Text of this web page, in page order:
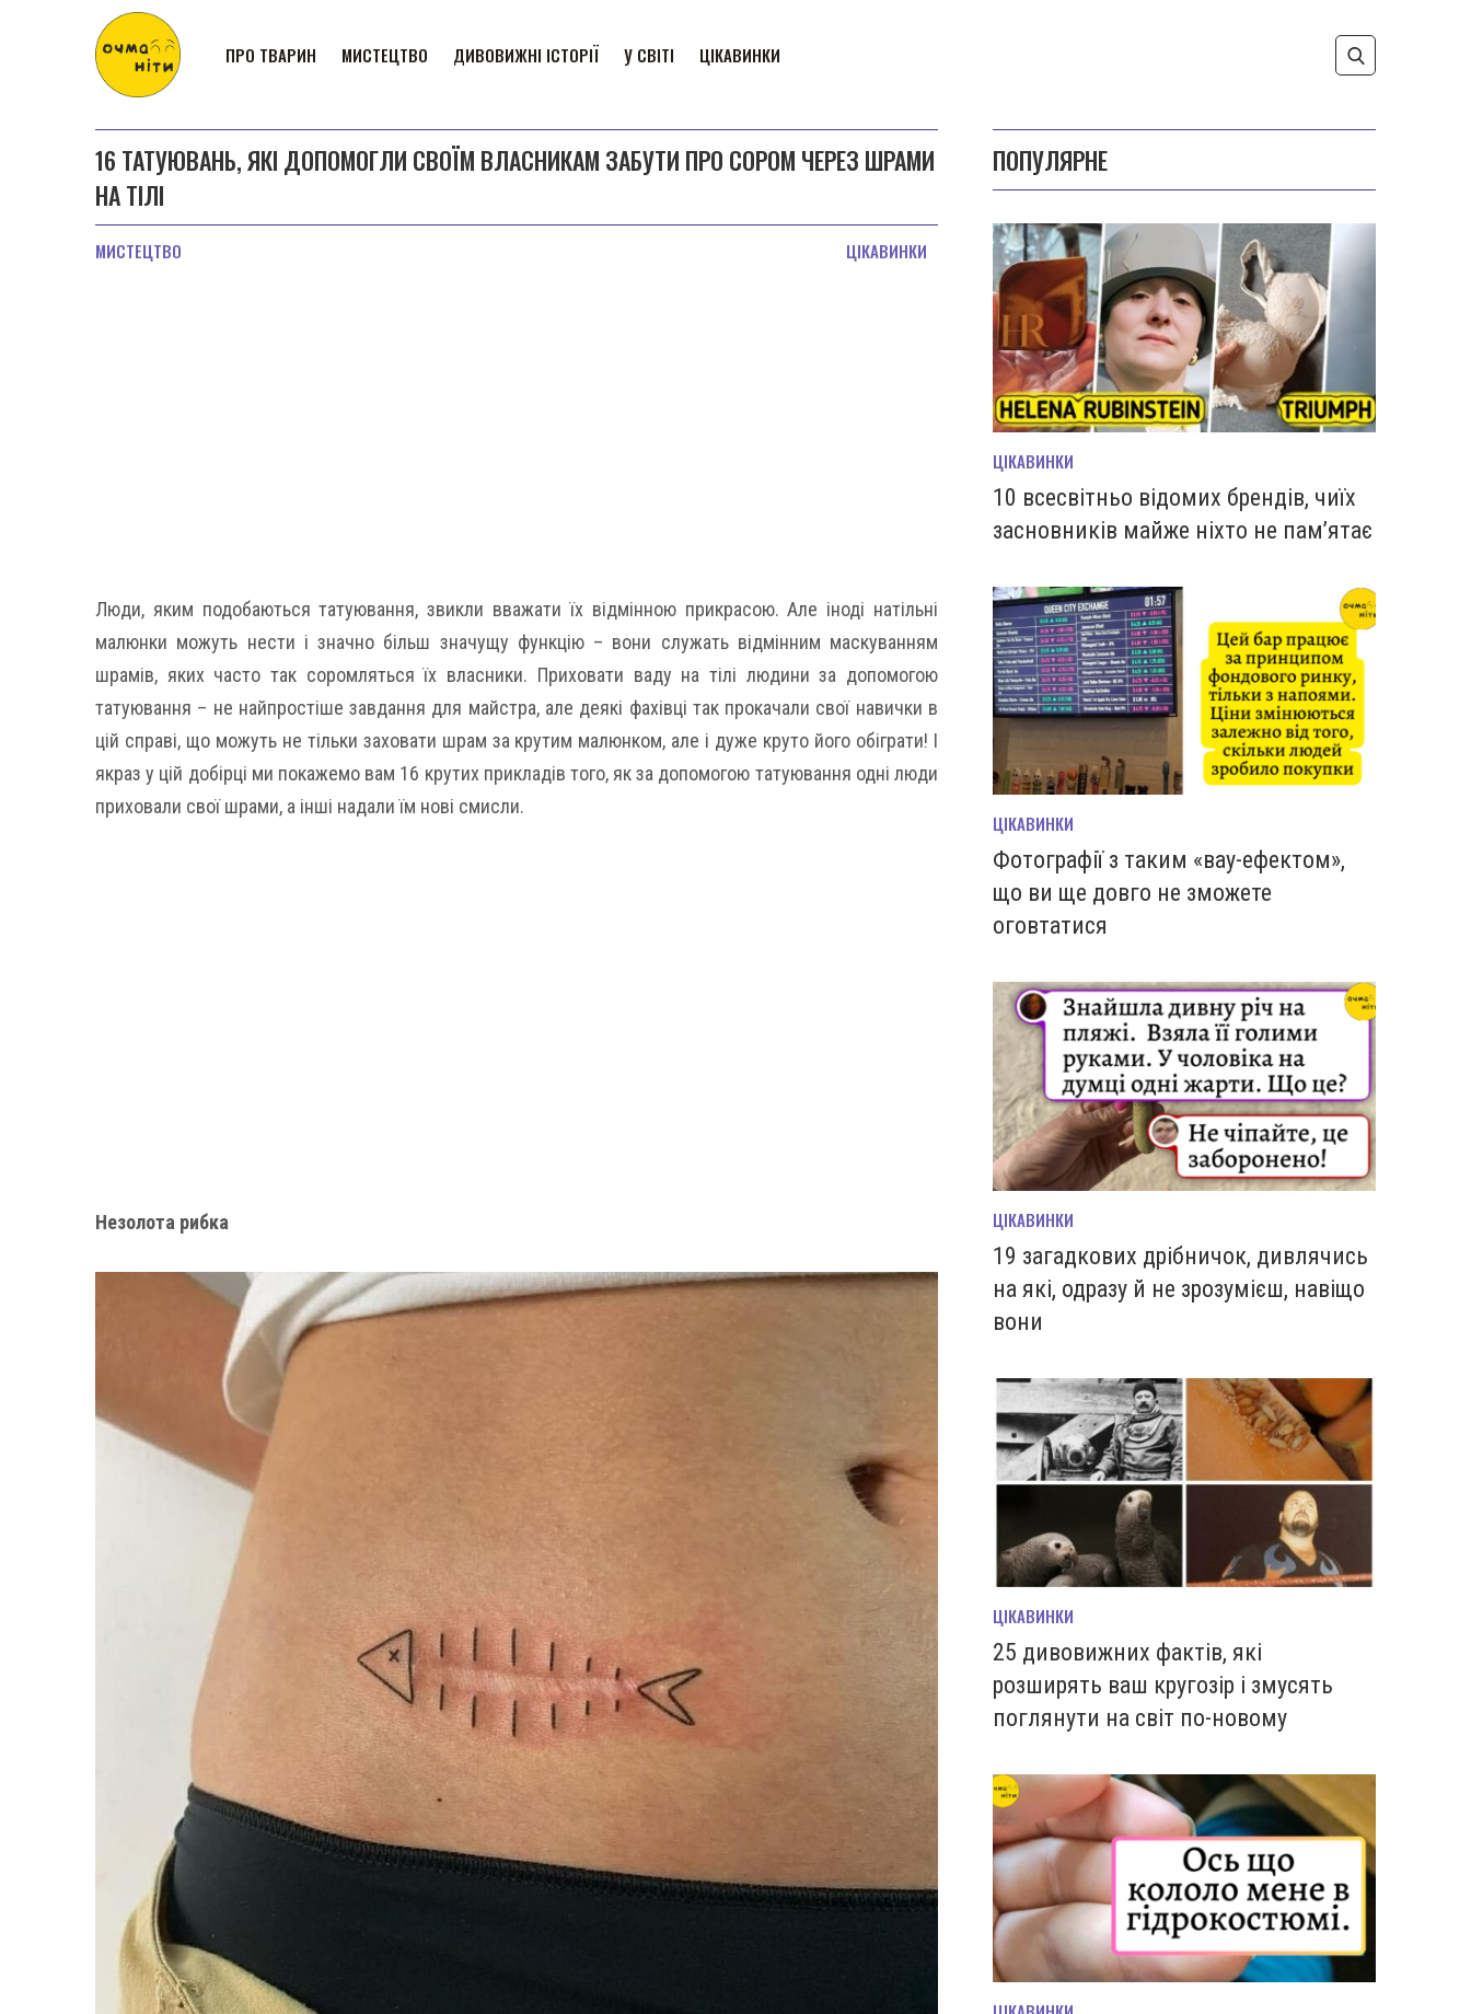
ПРО ТВАРИН МИСТЕЦТВО ДИВОВИЖНІ ІСТОРІЇ У СВІТІ ЦІКАВИНКИ
16 ТАТУЮВАНЬ, ЯКІ ДОПОМОГЛИ СВОЇМ ВЛАСНИКАМ ЗАБУТИ ПРО СОРОМ ЧЕРЕЗ ШРАМИ
НА ТІЛІ
МИСТЕЦТВО ЦІКАВИНКИ
Люди, яким подобаються татуювання, звикли вважати їх відмінною прикрасою. Але іноді натільні
малюнки можуть нести і значно більш значущу функцію – вони служать відмінним маскуванням
шрамів, яких часто так соромляться їх власники. Приховати ваду на тілі людини за допомогою
татуювання – не найпростіше завдання для майстра, але деякі фахівці так прокачали свої навички в
цій справі, що можуть не тільки заховати шрам за крутим малюнком, але і дуже круто його обіграти! І
якраз у цій добірці ми покажемо вам 16 крутих прикладів того, як за допомогою татуювання одні люди
приховали свої шрами, а інші надали їм нові смисли.
Незолота рибка
ПОПУЛЯРНЕ
ЦІКАВИНКИ
10 всесвітньо відомих брендів, чиїх
засновників майже ніхто не пам’ятає
ЦІКАВИНКИ
Фотографії з таким «вау-ефектом»,
що ви ще довго не зможете
оговтатися
ЦІКАВИНКИ
19 загадкових дрібничок, дивлячись
на які, одразу й не зрозумієш, навіщо
вони
ЦІКАВИНКИ
25 дивовижних фактів, які
розширять ваш кругозір і змусять
поглянути на світ по-новому